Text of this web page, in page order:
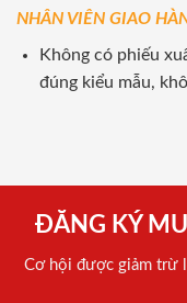
NHÂN VIÊN GIAO
Không có phiếu
đúng kiểu mẫu,
ĐĂNG KÝ
Cơ hội được giảm trừ